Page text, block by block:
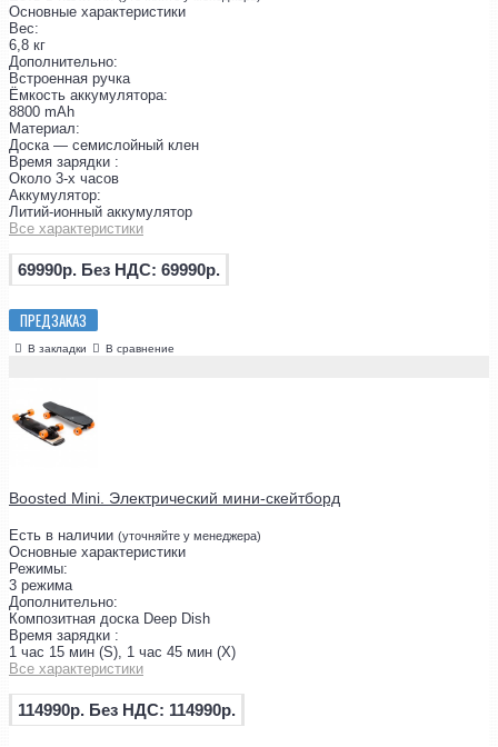
Основные характеристики
Вес:
6,8 кг
Дополнительно:
Встроенная ручка
Ёмкость аккумулятора:
8800 mAh
Материал:
Доска — семислойный клен
Время зарядки :
Около 3-х часов
Аккумулятор:
Литий-ионный аккумулятор
Все характеристики
69990р. Без НДС: 69990р.
ПРЕДЗАКАЗ
В закладки В сравнение
Boosted Mini. Электрический мини-скейтборд
Есть в наличии (уточняйте у менеджера)
Основные характеристики
Режимы:
3 режима
Дополнительно:
Композитная доска Deep Dish
Время зарядки :
1 час 15 мин (S), 1 час 45 мин (X)
Все характеристики
114990р. Без НДС: 114990р.